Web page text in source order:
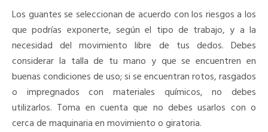
Los guantes se seleccionan de acuerdo con los riesgos a los
que podrías exponerte, según el tipo de trabajo, y a la
necesidad del movimiento libre de tus dedos. Debes
considerar la talla de tu mano y que se encuentren en
buenas condiciones de uso; si se encuentran rotos, rasgados
o impregnados con materiales químicos, no debes
utilizarlos. Toma en cuenta que no debes usarlos con o
cerca de maquinaria en movimiento o giratoria.